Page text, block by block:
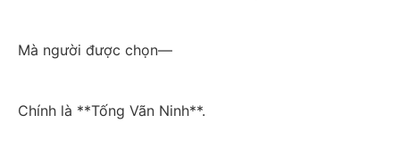
Mà người được chọn—
Chính là **Tống Vãn Ninh**.